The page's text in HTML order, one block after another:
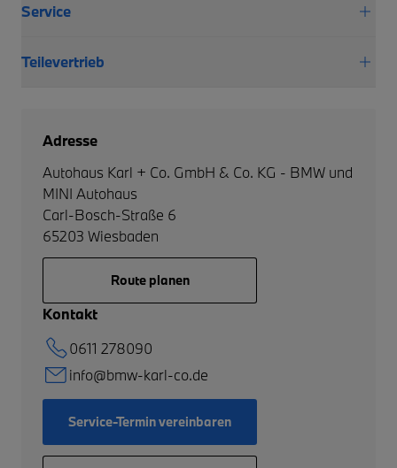
Service
Teilevertrieb
Adresse
Autohaus Karl + Co. GmbH & Co. KG - BMW und
MINI Autohaus
Carl-Bosch-Straße 6
65203 Wiesbaden
Route planen
Kontakt
0611 278090
info@bmw-karl-co.de
Service-Termin vereinbaren